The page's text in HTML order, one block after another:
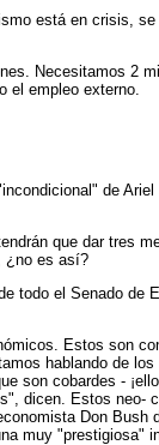
está en crisis,
Necesitamos 2
el empleo externo.
de
que dar tres
¿no es así?
todo el Senado de
Estos son
hablando de
son cobardes -
dicen. Estos neo-
Don Bush
muy "prestigiosa"